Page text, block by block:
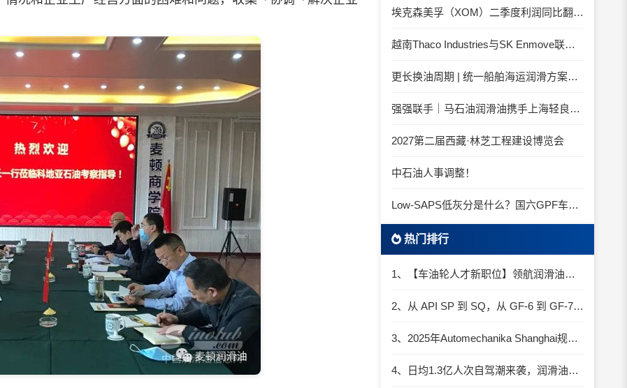
埃克森美孚（XOM）二季度利润同比翻倍 创2022年以来新高
越南Thaco Industries与SK Enmove联手合作润滑油
更长换油周期 | 统一船舶海运润滑方案与你并肩征服海况运维考验
强强联手｜马石油润滑油携手上海轻良，共筑造纸装备润滑新生态
2027第二届西藏·林芝工程建设博览会
中石油人事调整！
Low-SAPS低灰分是什么？国六GPF车辆为什么必须用低灰油
热门排行
1、【车油轮人才新职位】领航润滑油优质职位招聘
2、从 API SP 到 SQ，从 GF-6 到 GF-7：润滑油技术壁垒再升高，你准备好了吗？
3、2025年Automechanika Shanghai规模再度扩大：首次启用国家会展中心（上海）全部15个展馆
4、日均1.3亿人次自驾潮来袭，润滑油行业解锁增长新密码​